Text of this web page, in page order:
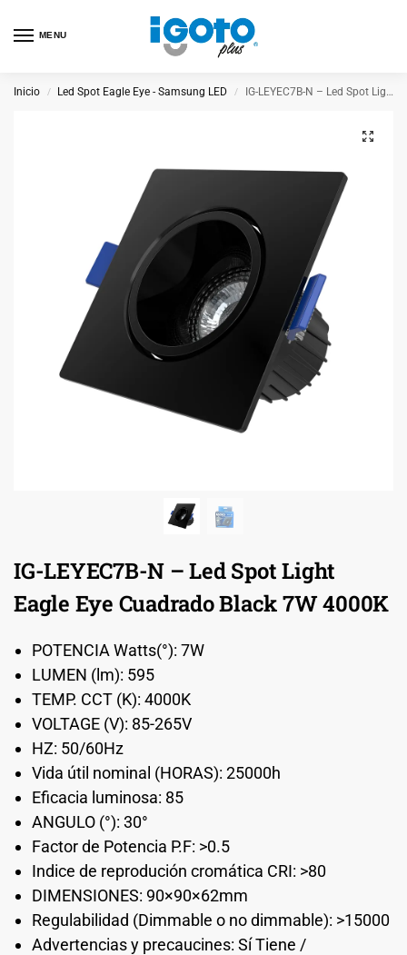
MENU
Inicio / Led Spot Eagle Eye - Samsung LED / IG-LEYEC7B-N – Led Spot Light Eagle Eye Cuadrado Black 7W 4000K
IG-LEYEC7B-N – Led Spot Light
Eagle Eye Cuadrado Black 7W 4000K
POTENCIA Watts(°): 7W
LUMEN (lm): 595
TEMP. CCT (K): 4000K
VOLTAGE (V): 85-265V
HZ: 50/60Hz
Vida útil nominal (HORAS): 25000h
Eficacia luminosa: 85
ANGULO (°): 30°
Factor de Potencia P.F: >0.5
Indice de reprodución cromática CRI: >80
DIMENSIONES: 90×90×62mm
Regulabilidad (Dimmable o no dimmable): >15000
Advertencias y precaucines: Sí Tiene /